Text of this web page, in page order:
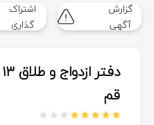
گزارش
آگهی
اشتراک
گذاری
قم